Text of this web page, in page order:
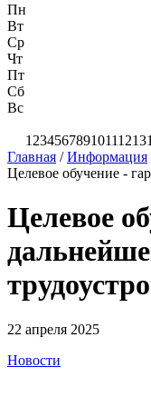
Пн
Вт
Ср
Чт
Пт
Сб
Вс
1 2345678910111213
Главная /Информация
Целевое обучение -
Целевое
22 апреля 2025
Новости